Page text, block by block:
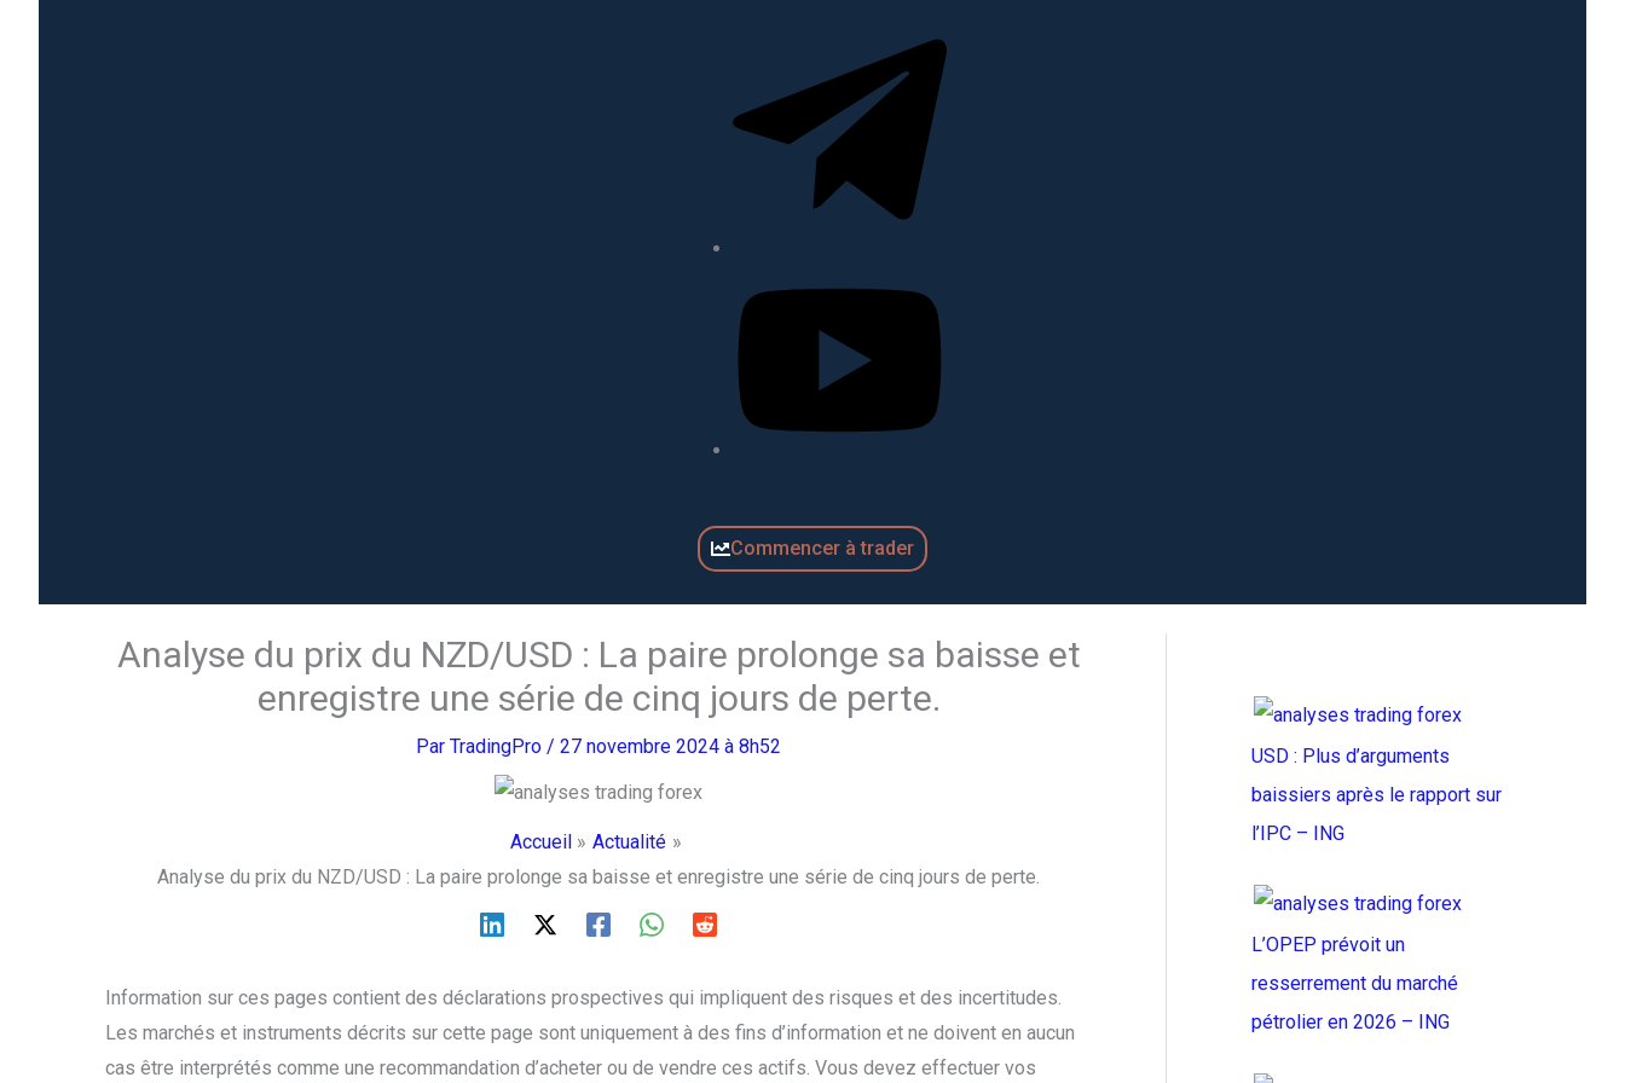
Commencer à trader
Analyse du prix du NZD/USD : La paire prolonge sa baisse et
enregistre une série de cinq jours de perte.
ParTradingPro / 27 novembre 2024 à 8h52
Accueil
Actualité
Analyse du prix du NZD/USD : La paire prolonge sa baisse et enregistre une série de cinq jours de perte.
Information sur ces pages contient des déclarations prospectives qui impliquent des risques et des incertitudes.
Les marchés et instruments décrits sur cette page sont uniquement à des fins d’information et ne doivent en aucun
cas être interprétés comme une recommandation d’acheter ou de vendre ces actifs. Vous devez effectuer vos
USD : Plus d’arguments
baissiers après le rapport sur
l’IPC – ING
L’OPEP prévoit un
resserrement du marché
pétrolier en 2026 – ING